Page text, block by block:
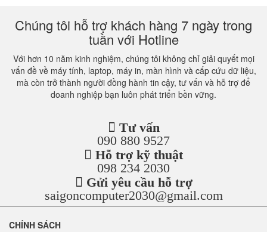
Chúng tôi hỗ trợ khách hàng 7 ngày trong
tuần với Hotline
Với hơn 10 năm kinh nghiệm, chúng tôi không chỉ giải quyết mọi
vấn đề về máy tính, laptop, máy in, màn hình và cấp cứu dữ liệu,
mà còn trở thành người đồng hành tin cậy, tư vấn và hỗ trợ để
doanh nghiệp bạn luôn phát triển bền vững.
Tư vấn
090 880 9527
Hỗ trợ kỹ thuật
098 234 2030
Gửi yêu cầu hỗ trợ
saigoncomputer2030@gmail.com
CHÍNH SÁCH